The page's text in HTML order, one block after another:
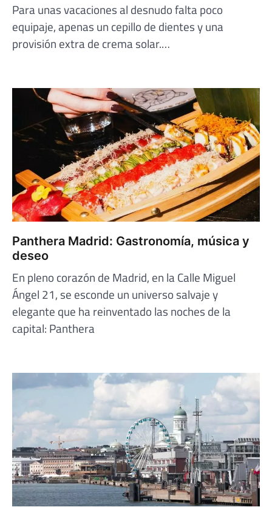
Para unas vacaciones al desnudo falta poco
equipaje, apenas un cepillo de dientes y una
provisión extra de crema solar.…
Panthera Madrid: Gastronomía, música y
deseo
En pleno corazón de Madrid, en la Calle Miguel
Ángel 21, se esconde un universo salvaje y
elegante que ha reinventado las noches de la
capital: Panthera